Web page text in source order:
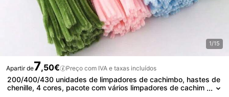
1/15
Apartir de7,50€ Preço com IVA e taxas incluídos
200/400/430 unidades de limpadores de cachimbo, hastes de
chenille, 4 cores, pacote com vários limpadores de cachim